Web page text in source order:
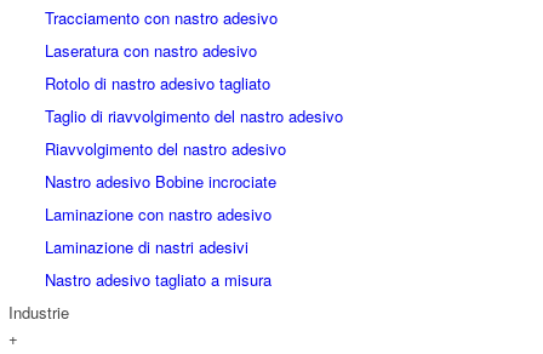
Tracciamento con nastro adesivo
Laseratura con nastro adesivo
Rotolo di nastro adesivo tagliato
Taglio di riavvolgimento del nastro adesivo
Riavvolgimento del nastro adesivo
Nastro adesivo Bobine incrociate
Laminazione con nastro adesivo
Laminazione di nastri adesivi
Nastro adesivo tagliato a misura
Industrie
+